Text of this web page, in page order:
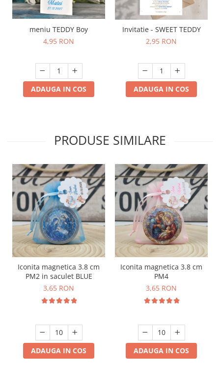
meniu TEDDY Boy
4,95 RON
ADAUGA IN COS
Invitatie - SWEET TEDDY
2,95 RON
ADAUGA IN COS
PRODUSE SIMILARE
Iconita magnetica 3.8 cm
PM2 in saculet BLUE
3,65 RON
ADAUGA IN COS
Iconita magnetica 3.8 cm
PM4
3,65 RON
ADAUGA IN COS